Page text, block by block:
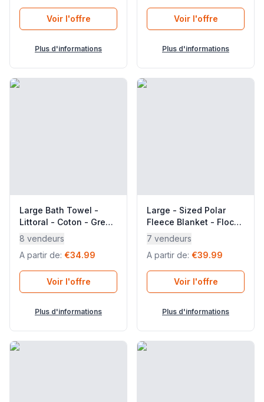
Voir l'offre
Plus d'informations
Voir l'offre
Plus d'informations
Large Bath Towel -
Littoral - Coton - Grey
Embrun - Lafuma
8 vendeurs
A partir de: €34.99
Voir l'offre
Plus d'informations
Large - Sized Polar
Fleece Blanket - Flocon
- Polaires - Green
Mobilier
7 vendeurs
A partir de: €39.99
Voir l'offre
Plus d'informations